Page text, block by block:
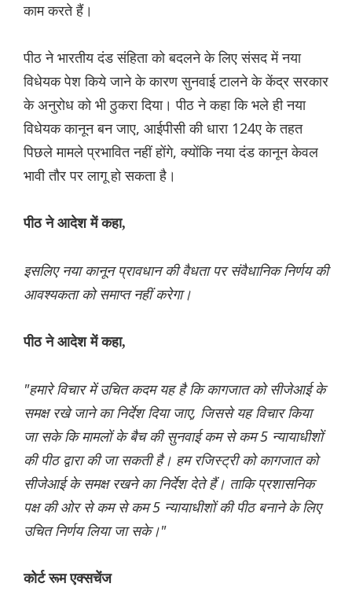
काम करते हैं।
पीठ ने भारतीय दंड संहिता को बदलने के लिए संसद में नया
विधेयक पेश किये जाने के कारण सुनवाई टालने के केंद्र सरकार
के अनुरोध को भी ठुकरा दिया। पीठ ने कहा कि भले ही नया
विधेयक कानून बन जाए, आईपीसी की धारा 124ए के तहत
पिछले मामले प्रभावित नहीं होंगे, क्योंकि नया दंड कानून केवल
भावी तौर पर लागू हो सकता है।
पीठ ने आदेश में कहा,
इसलिए नया कानून प्रावधान की वैधता पर संवैधानिक निर्णय की
आवश्यकता को समाप्त नहीं करेगा।
पीठ ने आदेश में कहा,
"हमारे विचार में उचित कदम यह है कि कागजात को सीजेआई के
समक्ष रखे जाने का निर्देश दिया जाए, जिससे यह विचार किया
जा सके कि मामलों के बैच की सुनवाई कम से कम 5 न्यायाधीशों
की पीठ द्वारा की जा सकती है। हम रजिस्ट्री को कागजात को
सीजेआई के समक्ष रखने का निर्देश देते हैं। ताकि प्रशासनिक
पक्ष की ओर से कम से कम 5 न्यायाधीशों की पीठ बनाने के लिए
उचित निर्णय लिया जा सके।"
कोर्ट रूम एक्सचेंज